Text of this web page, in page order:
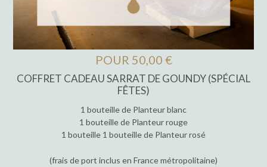
POUR 50,00 €
COFFRET CADEAU SARRAT DE GOUNDY (SPÉCIAL
FÊTES)
1 bouteille de Planteur blanc
1 bouteille de Planteur rouge
1 bouteille 1 bouteille de Planteur rosé
(frais de port inclus en France métropolitaine)